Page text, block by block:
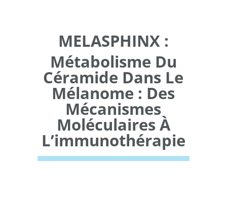
MELASPHINX :
Métabolisme Du
Céramide Dans Le
Mélanome : Des
Mécanismes
Moléculaires À
L’immunothérapie